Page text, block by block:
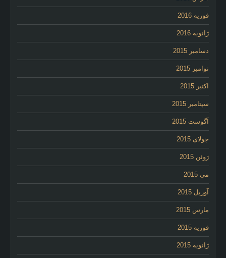
فوریه 2016
ژانویه 2016
دسامبر 2015
نوامبر 2015
اکتبر 2015
سپتامبر 2015
آگوست 2015
جولای 2015
ژوئن 2015
می 2015
آوریل 2015
مارس 2015
فوریه 2015
ژانویه 2015